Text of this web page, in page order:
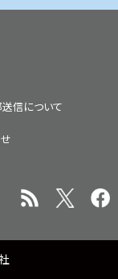
信について